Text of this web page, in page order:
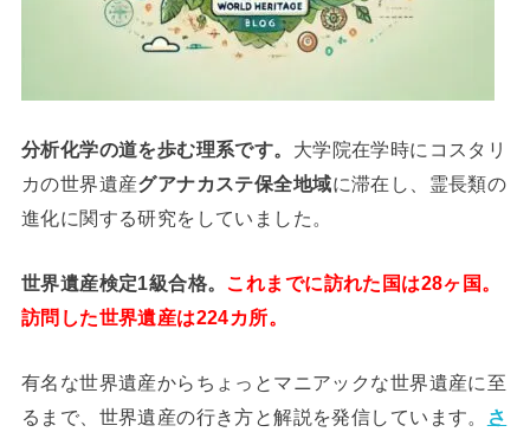
分析化学の道を歩む理系です。 大学院在学時にコスタリ
カの世界遺産グアナカステ保全地域に滞在し、霊長類の
進化に関する研究をしていました。
世界遺産検定1級合格。 これまでに訪れた国は28ヶ国。
訪問した世界遺産は224カ所。
有名な世界遺産からちょっとマニアックな世界遺産に至
るまで、世界遺産の行き方と解説を発信しています。
さ